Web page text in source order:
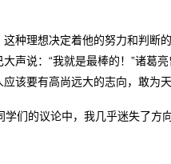
种理想决定着他的努力和判断
声说：“我就是最棒的！”诸葛
该要有高尚远大的志向，敢为天
们的议论中，我几乎迷失了方